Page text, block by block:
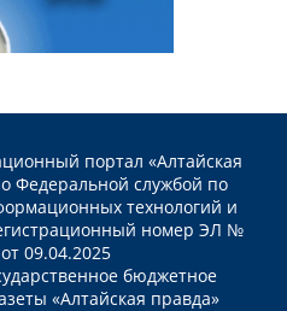
портал «Алтайская
Федеральной службой по
технологий и
номер ЭЛ №
09.04.2025
бюджетное
«Алтайская правда»